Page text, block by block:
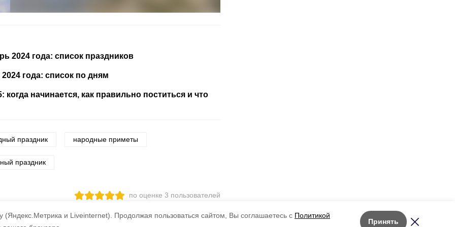
(Яндекс.Метрика и Liveinternet). Продолжая пользоваться сайтом, Вы соглашаетесь с Политикой
Принять
Лента новостей
2024 года: список праздников
года: список по дням
когда начинается, как правильно поститься и что
праздник народные приметы
праздник
по оценке 3 пользователей